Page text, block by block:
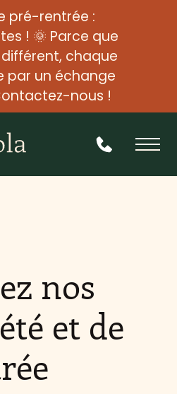
pré-rentrée :
! 🌞 Parce que
chaque
par un échange
nous !
nos
et de